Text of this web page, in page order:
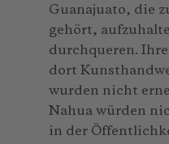
Guanajuato, die
gehört,
durchqueren.
dort
wurden nicht
Nahua würden
in der